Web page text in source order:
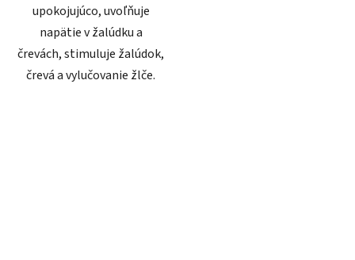
upokojujúco, uvoľňuje
napätie v žalúdku a
črevách, stimuluje žalúdok,
črevá a vylučovanie žlče.